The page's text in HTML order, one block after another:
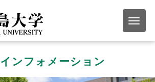
インフォメーション